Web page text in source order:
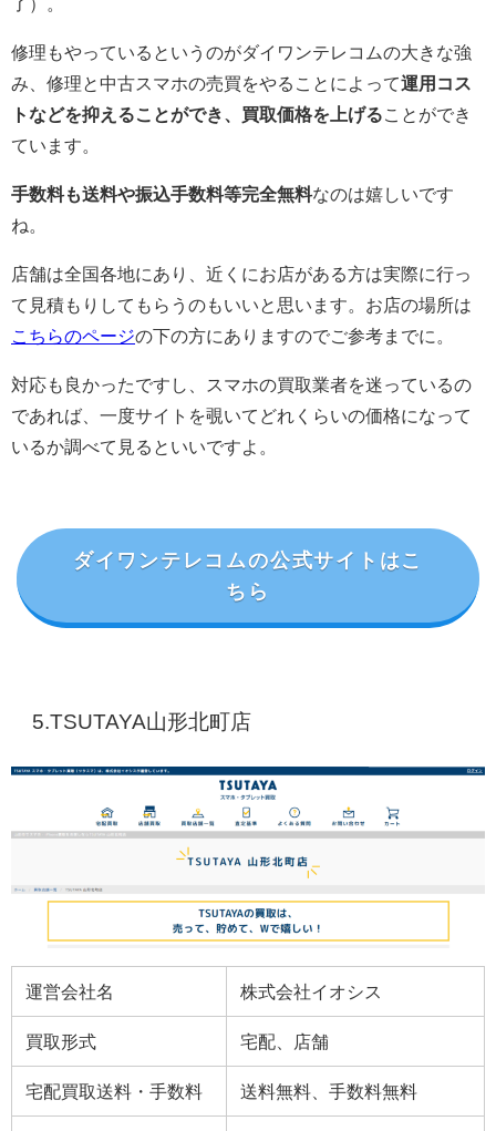
了）。
修理もやっているというのがダイワンテレコムの大きな強
み、修理と中古スマホの売買をやることによって運用コス
トなどを抑えることができ、買取価格を上げることができ
ています。
手数料も送料や振込手数料等完全無料なのは嬉しいです
ね。
店舗は全国各地にあり、近くにお店がある方は実際に行っ
て見積もりしてもらうのもいいと思います。お店の場所は
こちらのページの下の方にありますのでご参考までに。
対応も良かったですし、スマホの買取業者を迷っているの
であれば、一度サイトを覗いてどれくらいの価格になって
いるか調べて見るといいですよ。
ダイワンテレコムの公式サイトはこ
ちら
5.TSUTAYA山形北町店
運営会社名 株式会社イオシス
買取形式 宅配、店舗
宅配買取送料・手数料 送料無料、手数料無料